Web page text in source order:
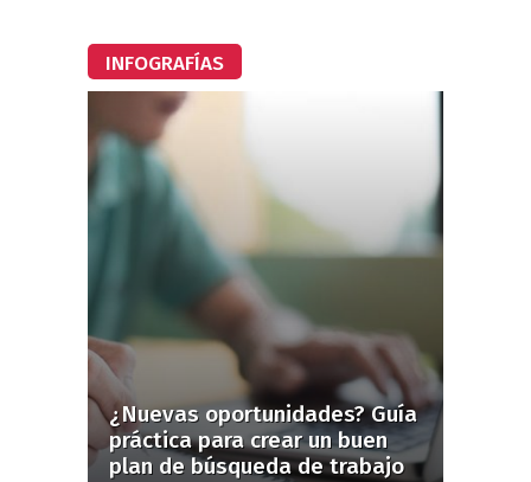
INFOGRAFÍAS
¿Nuevas oportunidades? Guía
práctica para crear un buen
plan de búsqueda de trabajo